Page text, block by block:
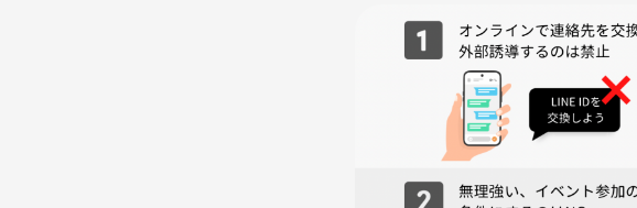
・趣味を一緒に楽しめる友達に出会いたい
主催者は会社に勤めている韓国大好き系女子✨